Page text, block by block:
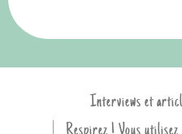
Interviews et